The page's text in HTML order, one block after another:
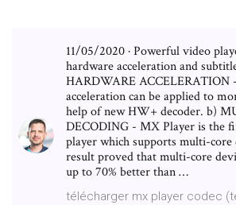
11/05/2020 · Powerful video
hardware acceleration and
HARDWARE ACCELERATION
acceleration can be applied to
help of new HW+ decoder. b)
DECODING - MX Player is the
player which supports multi-core
result proved that multi-core
up to 70% better than …
télécharger mx player codec